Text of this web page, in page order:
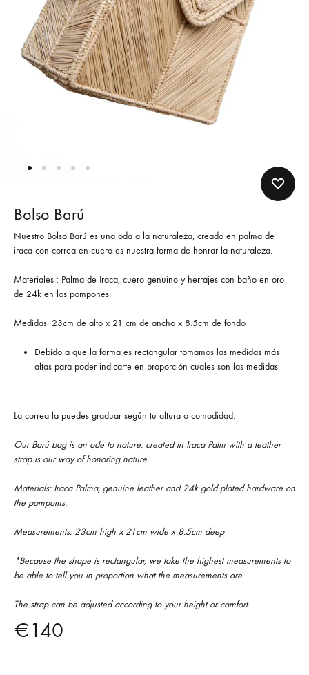
Bolso Barú
Nuestro Bolso Barú es una oda a la naturaleza, creado en palma de
iraca con correa en cuero es nuestra forma de honrar la naturaleza.
Materiales : Palma de Iraca, cuero genuino y herrajes con baño en oro
de 24k en los pompones.
Medidas: 23cm de alto x 21 cm de ancho x 8.5cm de fondo
Debido a que la forma es rectangular tomamos las medidas más
altas para poder indicarte en proporción cuales son las medidas
La correa la puedes graduar según tu altura o comodidad.
Our Barú bag is an ode to nature, created in Iraca Palm with a leather
strap is our way of honoring nature.
Materials: Iraca Palma, genuine leather and 24k gold plated hardware on
the pompoms.
Measurements: 23cm high x 21cm wide x 8.5cm deep
*Because the shape is rectangular, we take the highest measurements to
be able to tell you in proportion what the measurements are
The strap can be adjusted according to your height or comfort.
€140